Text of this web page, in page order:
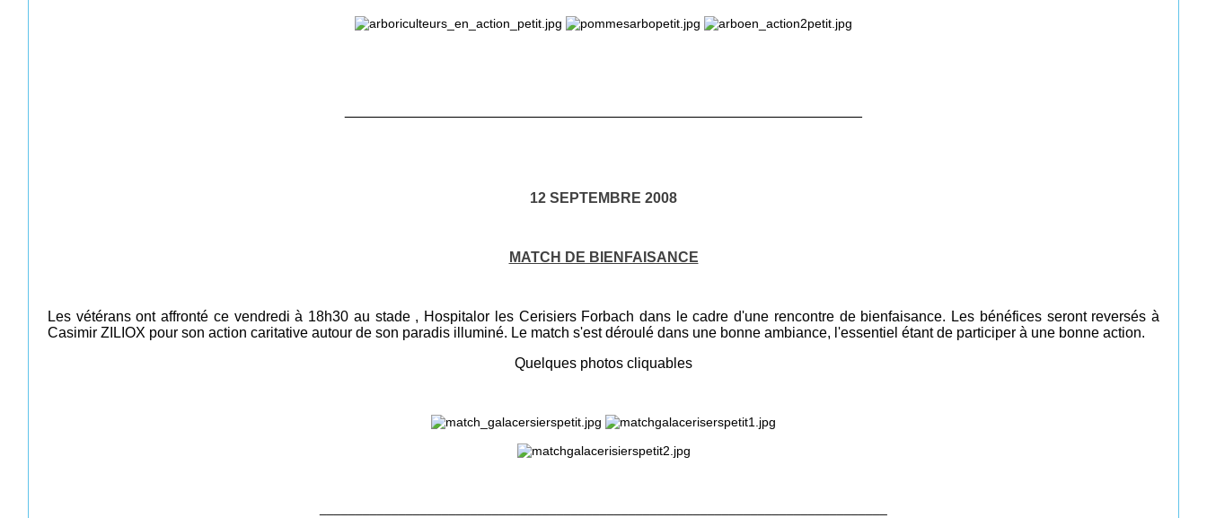
12 SEPTEMBRE 2008
MATCH DE BIENFAISANCE
Les vétérans ont affronté ce vendredi à 18h30 au stade , Hospitalor les Cerisiers Forbach dans le cadre d'une rencontre de bienfaisance. Les bénéfices seront reversés à
Casimir ZILIOX pour son action caritative autour de son paradis illuminé. Le match s'est déroulé dans une bonne ambiance, l'essentiel étant de participer à une bonne action.
Quelques photos cliquables